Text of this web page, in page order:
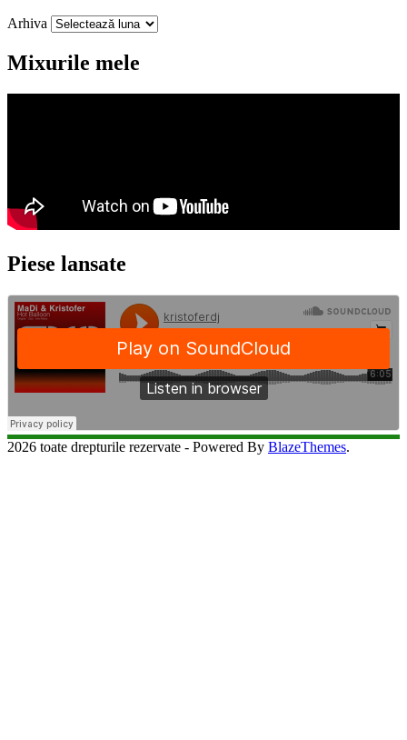
Arhiva
Mixurile mele
Piese lansate
2026 toate drepturile rezervate - Powered By BlazeThemes.